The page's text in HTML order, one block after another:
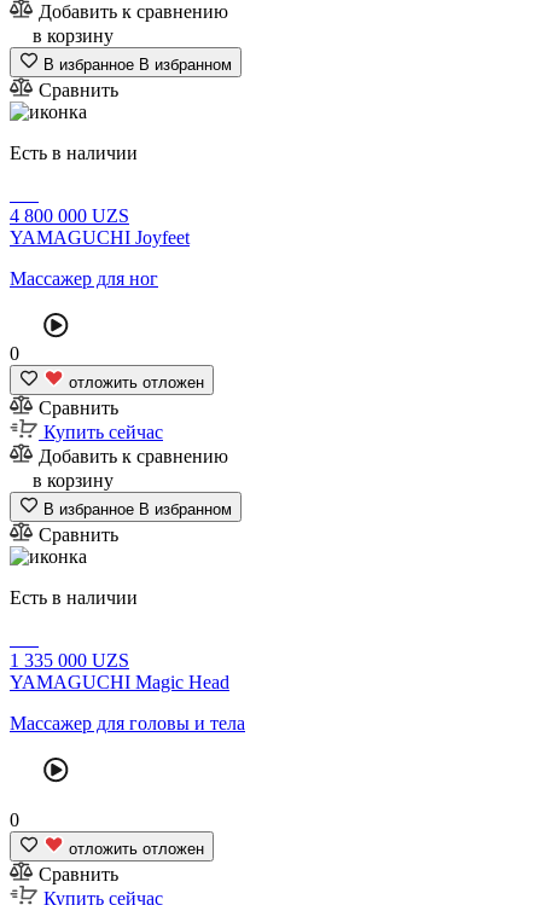
Добавить к сравнению
в корзину
В избранное В избранном
Сравнить
Есть в наличии
4 800 000 UZS
YAMAGUCHI Joyfeet
Массажер для ног
0
отложить отложен
Сравнить
Купить сейчас
Добавить к сравнению
в корзину
В избранное В избранном
Сравнить
Есть в наличии
1 335 000 UZS
YAMAGUCHI Magic Head
Массажер для головы и тела
0
отложить отложен
Сравнить
Купить сейчас